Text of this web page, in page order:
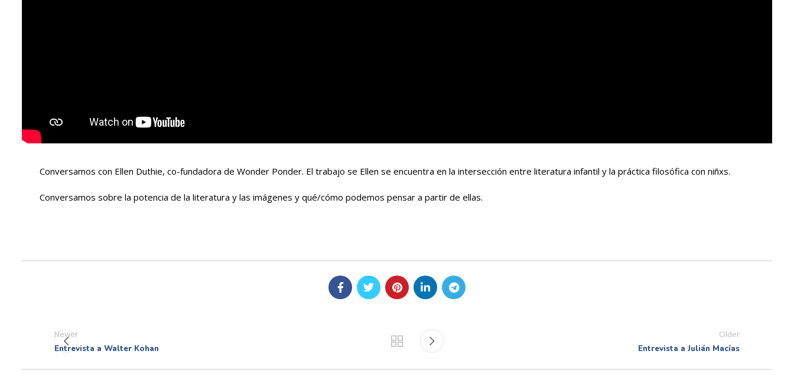
Conversamos con Ellen Duthie, co-fundadora de Wonder Ponder. El trabajo se Ellen se encuentra en la intersección entre literatura infantil y la práctica filosófica con niñxs.
Conversamos sobre la potencia de la literatura y las imágenes y qué/cómo podemos pensar a partir de ellas.
Newer
Entrevista a Walter Kohan
Older
Entrevista a Julián Macías